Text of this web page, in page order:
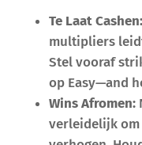
Te Laat Cashen:
multipliers
Stel vooraf
op Easy—and
Wins Afromen:
verleidelijk om